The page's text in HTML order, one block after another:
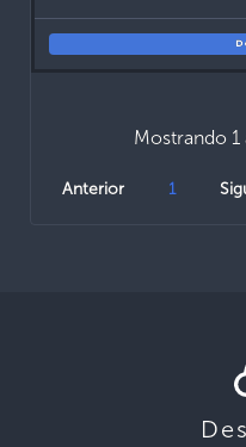
Mostrando 1
Anterior 1